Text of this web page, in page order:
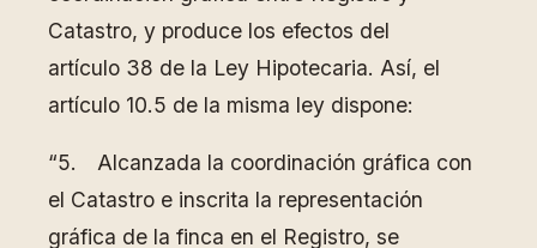
Catastro, y produce los efectos del
artículo 38 de la Ley Hipotecaria. Así, el
artículo 10.5 de la misma ley dispone:
“5. Alcanzada la coordinación gráfica con
el Catastro e inscrita la representación
gráfica de la finca en el Registro, se